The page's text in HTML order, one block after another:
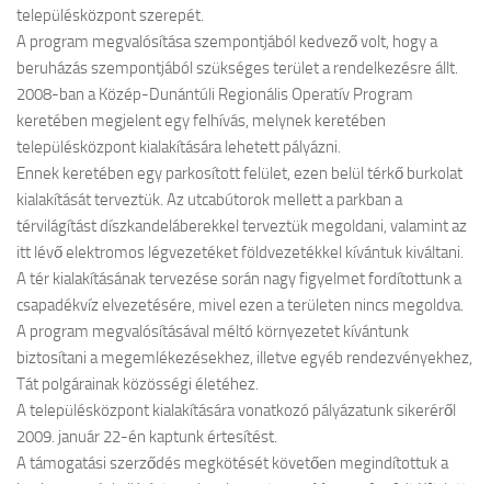
településközpont szerepét.
A program megvalósítása szempontjából kedvező volt, hogy a
beruházás szempontjából szükséges terület a rendelkezésre állt.
2008-ban a Közép-Dunántúli Regionális Operatív Program
keretében megjelent egy felhívás, melynek keretében
településközpont kialakítására lehetett pályázni.
Ennek keretében egy parkosított felület, ezen belül térkő burkolat
kialakítását terveztük. Az utcabútorok mellett a parkban a
térvilágítást díszkandeláberekkel terveztük megoldani, valamint az
itt lévő elektromos légvezetéket földvezetékkel kívántuk kiváltani.
A tér kialakításának tervezése során nagy figyelmet fordítottunk a
csapadékvíz elvezetésére, mivel ezen a területen nincs megoldva.
A program megvalósításával méltó környezetet kívántunk
biztosítani a megemlékezésekhez, illetve egyéb rendezvényekhez,
Tát polgárainak közösségi életéhez.
A településközpont kialakítására vonatkozó pályázatunk sikeréről
2009. január 22-én kaptunk értesítést.
A támogatási szerződés megkötését követően megindítottuk a